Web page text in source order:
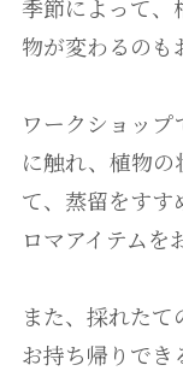
季節によって、
物が変わるのも
ワークショッ
に触れ、植物
て、蒸留をすす
ロマアイテムを
また、採れた
お持ち帰りでき